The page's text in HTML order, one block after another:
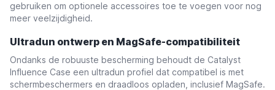
gebruiken om optionele accessoires toe te voegen voor nog
meer veelzijdigheid.
Ultradun ontwerp en MagSafe-compatibiliteit
Ondanks de robuuste bescherming behoudt de Catalyst
Influence Case een ultradun profiel dat compatibel is met
schermbeschermers en draadloos opladen, inclusief MagSafe.